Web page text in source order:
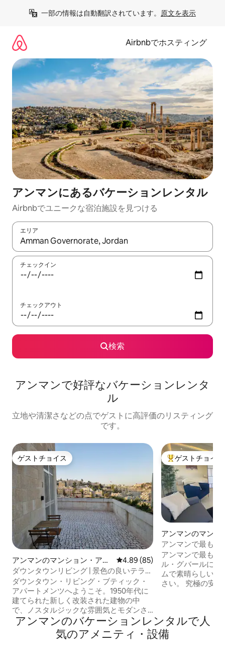
一部の情報は自動翻訳されています。 原文を表示
Airbnbでホスティング
アンマンにあるバケーションレンタル
Airbnbでユニークな宿泊施設を見つける
エリア
検索結果が表示されたら、上下の矢印キーを使って移動するか
チェックイン
チェックアウト
検索
アンマンで好評なバケーションレンタ
ル
立地や清潔さなどの点でゲストに高評価のリスティング
です。
ゲストチョイス
ゲストチョイス
アンマンのマンション・アパ
ート
レビュー85件、5つ星中4.89つ
4.89 (85)
ダウンタウンリビング | 景色の良いテラス
付きワンルーム - No.7
ダウンタウン・リビング・ブティック・
アパートメンツへようこそ。1950年代に
建てられた新しく改装された建物の中
で、ノスタルジックな雰囲気とモダンさ
が出会っています。 かつては大切な家族
の住まいでしたが、現在は新旧のベスト
を融合させた隠れ家的な隠れ家に生まれ
大好評のゲスト
ゲストチョイス
アンマンのマンシ
パート
アンマンで最も魅
アンマンで最も高
ル・グバールにあ
ムで素晴らしい街
さい。 究極の安
Netflix、YouTube
た巨大な58イン
ァイバーインター
アンマンのバケーションレンタルで人
気のアメニティ・設備